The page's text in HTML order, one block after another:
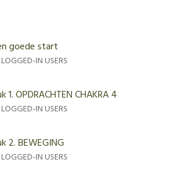
goede start
IN USERS
OPDRACHTEN CHAKRA 4
IN USERS
2. BEWEGING
IN USERS